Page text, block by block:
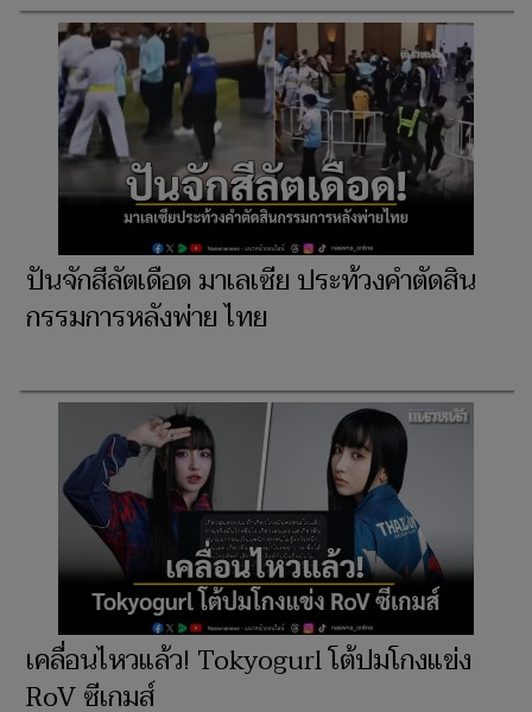
ปันจักสีลัตเดือด มาเลเซีย ประท้วงคำตัดสิน
กรรมการหลังพ่าย ไทย
เคลื่อนไหวแล้ว! Tokyogurl โต้ปมโกงแข่ง
RoV ซีเกมส์